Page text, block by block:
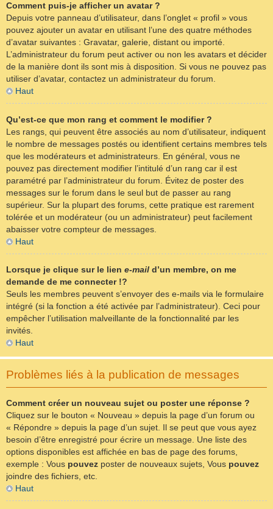
Comment puis-je afficher un avatar ?
Depuis votre panneau d’utilisateur, dans l’onglet « profil » vous
pouvez ajouter un avatar en utilisant l’une des quatre méthodes
d’avatar suivantes : Gravatar, galerie, distant ou importé.
L’administrateur du forum peut activer ou non les avatars et décider
de la manière dont ils sont mis à disposition. Si vous ne pouvez pas
utiliser d’avatar, contactez un administrateur du forum.
Haut
Qu’est-ce que mon rang et comment le modifier ?
Les rangs, qui peuvent être associés au nom d’utilisateur, indiquent
le nombre de messages postés ou identifient certains membres tels
que les modérateurs et administrateurs. En général, vous ne
pouvez pas directement modifier l’intitulé d’un rang car il est
paramétré par l’administrateur du forum. Évitez de poster des
messages sur le forum dans le seul but de passer au rang
supérieur. Sur la plupart des forums, cette pratique est rarement
tolérée et un modérateur (ou un administrateur) peut facilement
abaisser votre compteur de messages.
Haut
Lorsque je clique sur le lien e-mail d’un membre, on me
demande de me connecter !?
Seuls les membres peuvent s’envoyer des e-mails via le formulaire
intégré (si la fonction a été activée par l’administrateur). Ceci pour
empêcher l’utilisation malveillante de la fonctionnalité par les
invités.
Haut
Problèmes liés à la publication de messages
Comment créer un nouveau sujet ou poster une réponse ?
Cliquez sur le bouton « Nouveau » depuis la page d’un forum ou
« Répondre » depuis la page d’un sujet. Il se peut que vous ayez
besoin d’être enregistré pour écrire un message. Une liste des
options disponibles est affichée en bas de page des forums,
exemple : Vous pouvez poster de nouveaux sujets, Vous pouvez
joindre des fichiers, etc.
Haut